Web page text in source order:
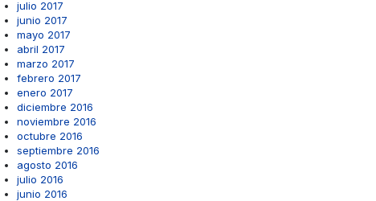
julio 2017
junio 2017
mayo 2017
abril 2017
marzo 2017
febrero 2017
enero 2017
diciembre 2016
noviembre 2016
octubre 2016
septiembre 2016
agosto 2016
julio 2016
junio 2016